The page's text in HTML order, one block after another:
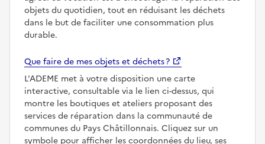
objets du quotidien, tout en réduisant les déchets
dans le but de faciliter une consommation plus
durable.
Que faire de mes objets et déchets ?
L'ADEME met à votre disposition une carte
interactive, consultable via le lien ci-dessus, qui
montre les boutiques et ateliers proposant des
services de réparation dans la communauté de
communes du Pays Châtillonnais. Cliquez sur un
symbole pour afficher les coordonnées du lieu, ses